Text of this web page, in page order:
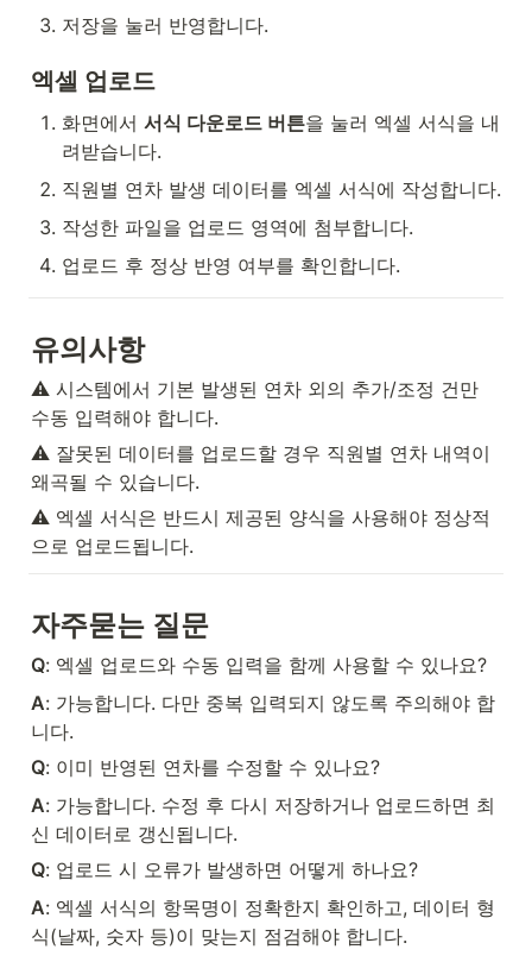
저장을 눌러 반영합니다.
엑셀 업로드
화면에서 서식 다운로드 버튼을 눌러 엑셀 서식을 내
려받습니다.
직원별 연차 발생 데이터를 엑셀 서식에 작성합니다.
작성한 파일을 업로드 영역에 첨부합니다.
업로드 후 정상 반영 여부를 확인합니다.
유의사항
⚠️ 시스템에서 기본 발생된 연차 외의 추가/조정 건만
수동 입력해야 합니다.
⚠️ 잘못된 데이터를 업로드할 경우 직원별 연차 내역이
왜곡될 수 있습니다.
⚠️ 엑셀 서식은 반드시 제공된 양식을 사용해야 정상적
으로 업로드됩니다.
자주묻는 질문
Q: 엑셀 업로드와 수동 입력을 함께 사용할 수 있나요?
A: 가능합니다. 다만 중복 입력되지 않도록 주의해야 합
니다.
Q: 이미 반영된 연차를 수정할 수 있나요?
A: 가능합니다. 수정 후 다시 저장하거나 업로드하면 최
신 데이터로 갱신됩니다.
Q: 업로드 시 오류가 발생하면 어떻게 하나요?
A: 엑셀 서식의 항목명이 정확한지 확인하고, 데이터 형
식(날짜, 숫자 등)이 맞는지 점검해야 합니다.